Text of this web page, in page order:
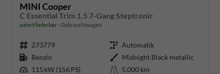
MINI Cooper
C Essential Trim 1.5 7-Gang Steptronic
sofort lieferbar Gebrauchtwagen
273779
Automatik
Benzin
Midnight Black metallic
115 kW (156 PS)
5.000 km